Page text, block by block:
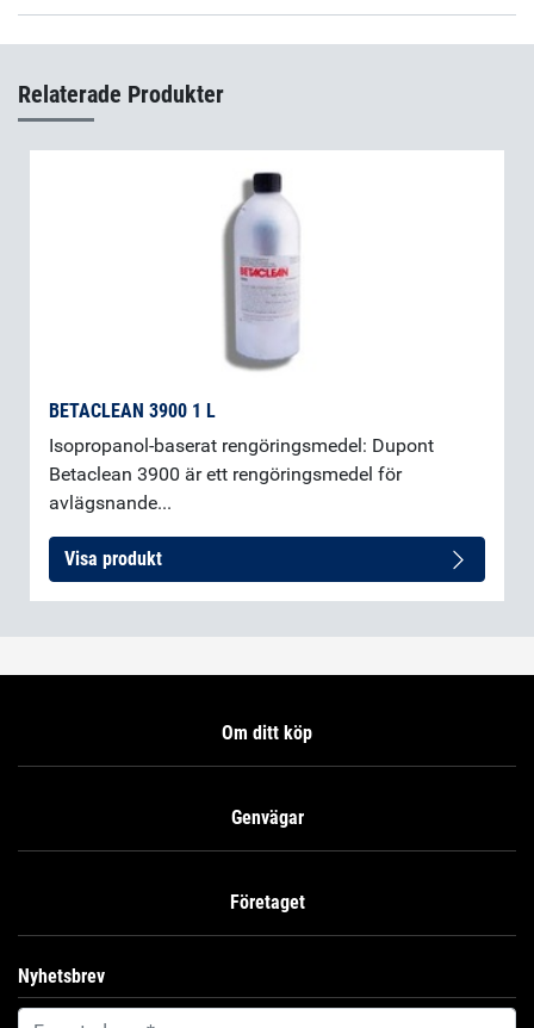
Epo-Tek H77S Part A (sv-SE)
Epo-Tek H77S Part A
Epo-Tek H77S Part B (fi-FI)
Relaterade Produkter
BETACLEAN 3900 1 L
Isopropanol-baserat rengöringsmedel: Dupont
Betaclean 3900 är ett rengöringsmedel för
avlägsnande...
Visa produkt
Om ditt köp
Genvägar
Företaget
Nyhetsbrev